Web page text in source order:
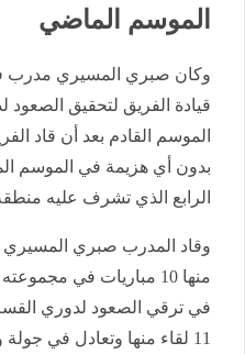
الموسم الماضي
وكان صبري المسيري مدرب
قيادة الفريق لتحقيق
الموسم القادم بعد أن قاد
بدون أي هزيمة في الموسم
الرابع الذي تشرف عليه
منها 10 مباريات في
في ترقي الصعود لدوري
11 لقاء منها وتعادل في